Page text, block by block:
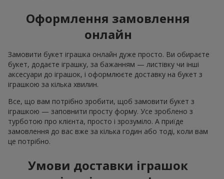
Оформлення замовлення
онлайн
Замовити букет іграшка онлайн дуже просто. Ви обираєте
букет, додаєте іграшку, за бажанням — листівку чи інші
аксесуари до іграшок, і оформлюєте доставку на букет з
іграшкою за кілька хвилин.
Все, що вам потрібно зробити, щоб замовити букет з
іграшкою — заповнити просту форму. Усе зроблено з
турботою про клієнта, просто і зрозуміло. А приїде
замовлення до вас вже за кілька годин або тоді, коли вам
це потрібно.
Умови доставки іграшок